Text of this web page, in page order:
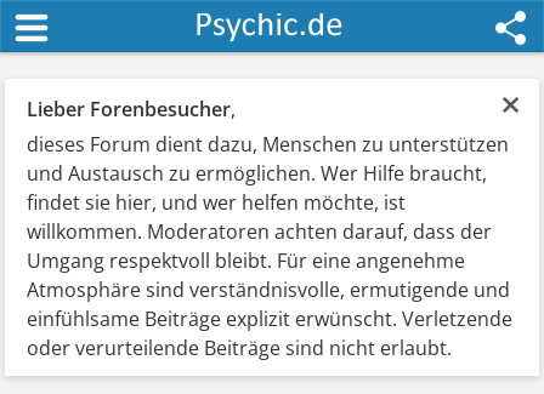
×
Lieber Forenbesucher,
dieses Forum dient dazu, Menschen zu unterstützen
und Austausch zu ermöglichen. Wer Hilfe braucht,
findet sie hier, und wer helfen möchte, ist
willkommen. Moderatoren achten darauf, dass der
Umgang respektvoll bleibt. Für eine angenehme
Atmosphäre sind verständnisvolle, ermutigende und
einfühlsame Beiträge explizit erwünscht. Verletzende
oder verurteilende Beiträge sind nicht erlaubt.